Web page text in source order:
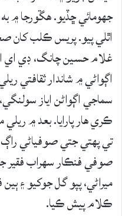
جهومائي ڇڏيو. ھڱورجا ۾
اٿلي پيو. پريس ڪلب کان
غلام حسين چانگ، ڊي اي
اڳواڻي ۾ شاندار ثقافتي
سماجي اڳواڻن اياز
ڪري ھار پارايا. بعد ۾
تي پھتي جتي صوفياڻي
صوفي فنڪار سھراب فقير
ميراڻي، پپو گل جوکيو ۽
ڪلام پيش ڪيا.